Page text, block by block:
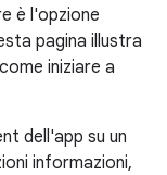
è l'opzione
pagina illustra
iniziare a
dell'app su un
informazioni,